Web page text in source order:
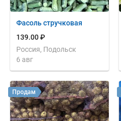
Фасоль стручковая
139.00 ₽
Россия, Подольск
6 авг
Продам